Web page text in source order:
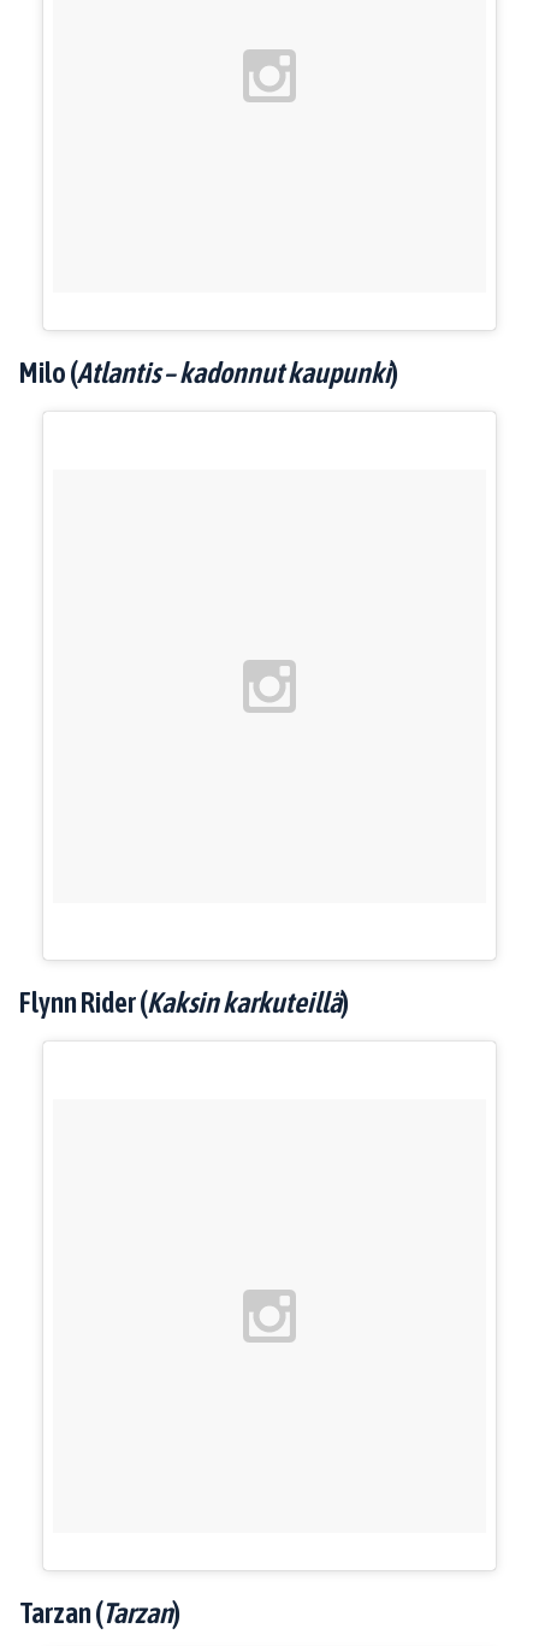
Milo (Atlantis – kadonnut kaupunki)
Flynn Rider (Kaksin karkuteillä)
Tarzan (Tarzan)